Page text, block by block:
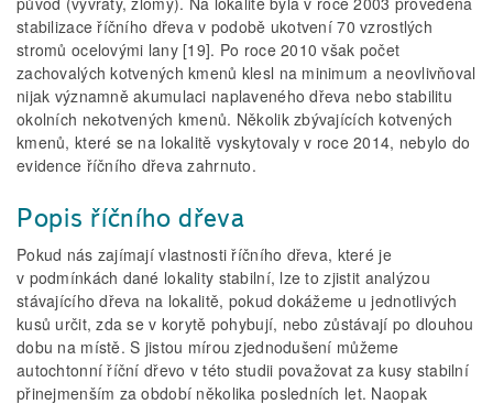
stabilizace říčního dřeva v podobě ukotvení 70 vzrostlých
stromů ocelovými lany [19]. Po roce 2010 však počet
zachovalých kotvených kmenů klesl na minimum a neovlivňoval
nijak významně akumulaci naplaveného dřeva nebo stabilitu
okolních nekotvených kmenů. Několik zbývajících kotvených
kmenů, které se na lokalitě vyskytovaly v roce 2014, nebylo do
evidence říčního dřeva zahrnuto.
Popis říčního dřeva
Pokud nás zajímají vlastnosti říčního dřeva, které je
v podmínkách dané lokality stabilní, lze to zjistit analýzou
stávajícího dřeva na lokalitě, pokud dokážeme u jednotlivých
kusů určit, zda se v korytě pohybují, nebo zůstávají po dlouhou
dobu na místě. S jistou mírou zjednodušení můžeme
autochtonní říční dřevo v této studii považovat za kusy stabilní
přinejmenším za období několika posledních let. Naopak